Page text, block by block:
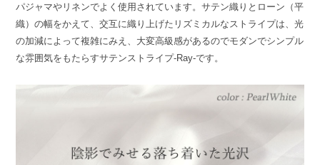
パジャマやリネンでよく使用されています。サテン織りとローン（平
織）の幅をかえて、交互に織り上げたリズミカルなストライプは、光
の加減によって複雑にみえ、大変高級感があるのでモダンでシンプル
な雰囲気をもたらすサテンストライプ-Ray-です。